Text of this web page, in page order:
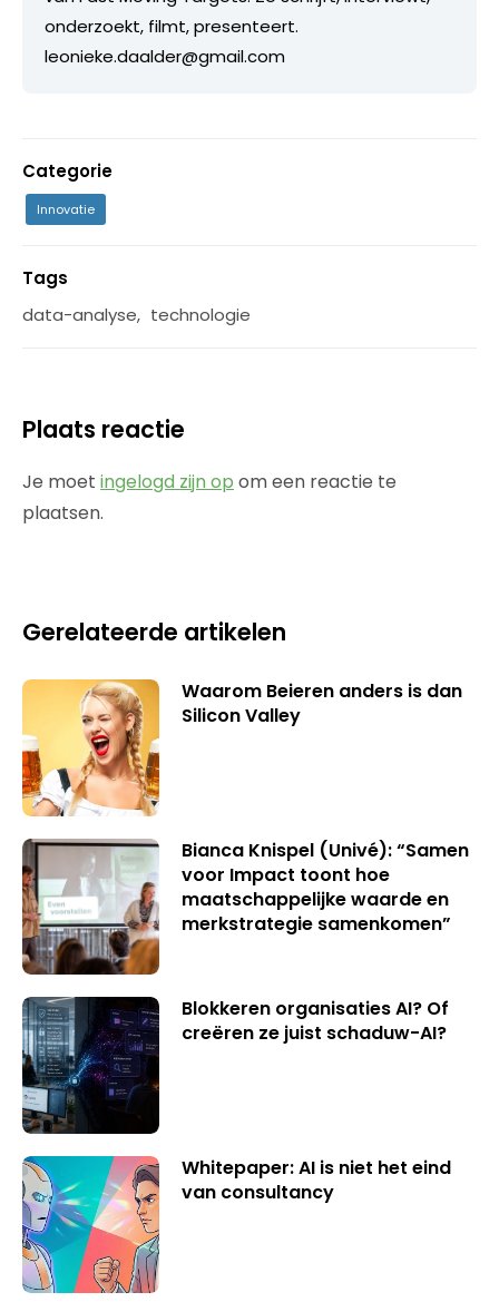
onderzoekt, filmt, presenteert.
leonieke.daalder@gmail.com
Categorie
Innovatie
Tags
data-analyse, technologie
Plaats reactie
Je moet ingelogd zijn op om een reactie te
plaatsen.
Gerelateerde artikelen
Waarom Beieren anders is dan
Silicon Valley
Bianca Knispel (Univé): “Samen
voor Impact toont hoe
maatschappelijke waarde en
merkstrategie samenkomen”
Blokkeren organisaties AI? Of
creëren ze juist schaduw-AI?
Whitepaper: AI is niet het eind
van consultancy